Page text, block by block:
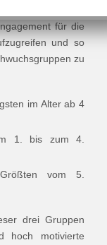
Verantwortlichen
für die
und so
zu
im Alter ab 4
1. bis zum 4.
vom 5.
drei Gruppen
hoch motivierte